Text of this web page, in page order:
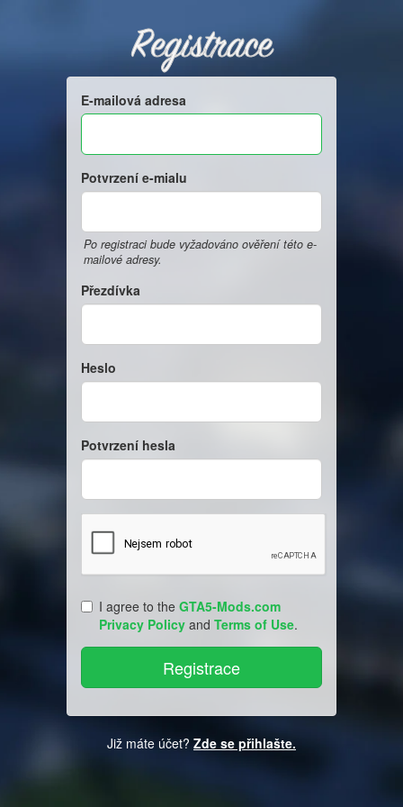
Registrace
E-mailová adresa
Potvrzení e-mialu
Po registraci bude vyžadováno ověření této e-
mailové adresy.
Přezdívka
Heslo
Potvrzení hesla
I agree to the GTA5-Mods.com
Privacy Policy and Terms of Use.
Již máte účet? Zde se přihlašte.